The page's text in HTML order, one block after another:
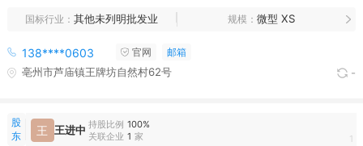
国标行业 其他未列明批发业 规模 微型 XS
138****0603 官网 邮箱
亳州市芦庙镇王牌坊自然村62号 -
股
东
王 王进中 持股比例 100%
关联企业 1 家 1